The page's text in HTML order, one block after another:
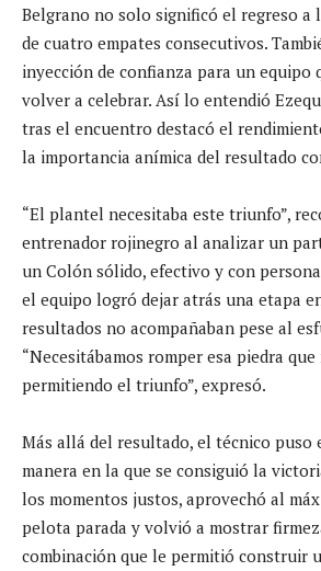
Belgrano no solo significó el regreso a
de cuatro empates consecutivos.
inyección de confianza para un equipo
volver a celebrar. Así lo entendió
tras el encuentro destacó el
la importancia anímica del resultado
“El plantel necesitaba este triunfo”,
entrenador rojinegro al analizar un
un Colón sólido, efectivo y con
el equipo logró dejar atrás una etapa
resultados no acompañaban pese al
“Necesitábamos romper esa piedra
permitiendo el triunfo”, expresó.
Más allá del resultado, el técnico puso
manera en la que se consiguió la
los momentos justos, aprovechó al
pelota parada y volvió a mostrar
combinación que le permitió construir